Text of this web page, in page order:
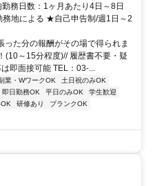
務日数：1ヶ月あたり4日～8日
地による ★自己申告制/週1日～2
た分の報酬がその場で得られま
～15分程度)// 履歴書不要・疑
即面接可能 TEL：03-...
業・WワークOK
土日祝のみOK
即日勤務OK 平日のみOK
学生歓迎
研修あり
ブランクOK